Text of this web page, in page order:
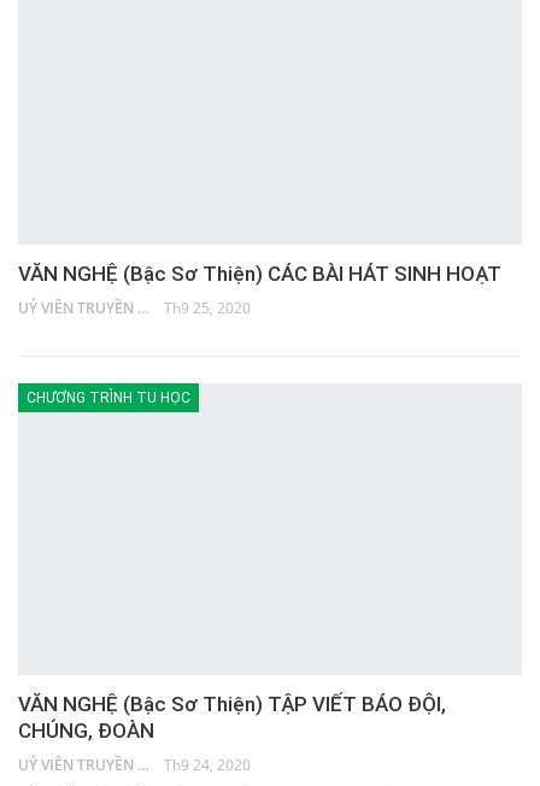
VĂN NGHỆ (Bậc Sơ Thiện) CÁC BÀI HÁT SINH HOẠT
UỶ VIÊN TRUYỀN THÔNG Th9 25, 2020
CHƯƠNG TRÌNH TU HỌC
VĂN NGHỆ (Bậc Sơ Thiện) TẬP VIẾT BÁO ĐỘI,
CHÚNG, ĐOÀN
UỶ VIÊN TRUYỀN THÔNG Th9 24, 2020